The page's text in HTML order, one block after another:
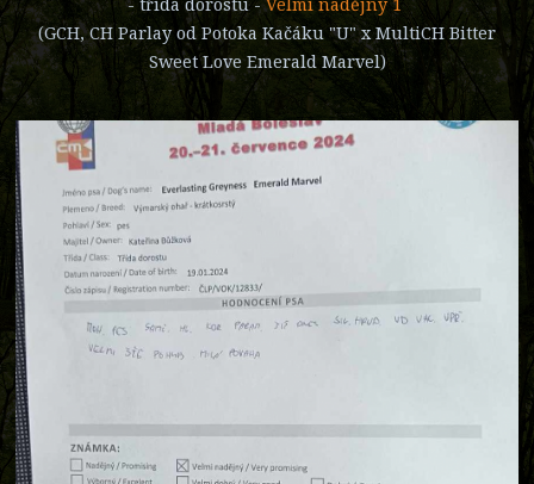
(GCH, CH Parlay od Potoka Kačáku "U" x MultiCH Bitter
Sweet Love Emerald Marvel)